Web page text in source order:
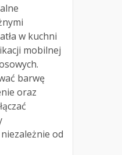
w kuchni
mobilnej
barwę
oraz
od